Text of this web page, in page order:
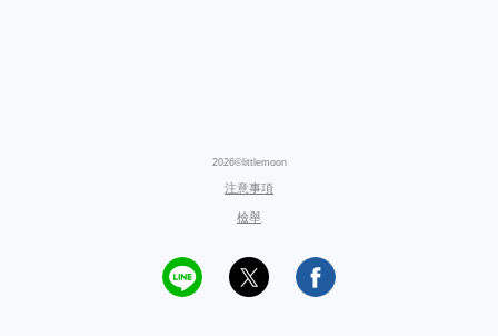
2026©littlemoon
注意事項
檢舉